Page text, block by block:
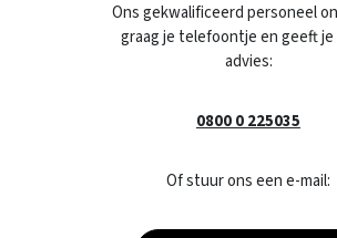
Ons gekwalificeerd personeel
graag je telefoontje en geeft je
advies:
0800 0 225035
Of stuur ons een e-mail: